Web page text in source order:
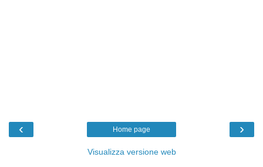
‹ ›
Home page
Visualizza versione web